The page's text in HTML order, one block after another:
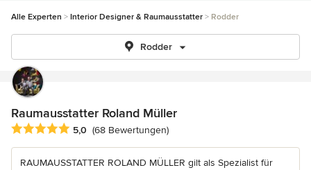
Alle Experten Interior Designer & Raumausstatter Rodder
Rodder
Raumausstatter Roland Müller
Durchschnittliche Bewertung: 5 von 5 Sternen
5,0 (68 Bewertungen)
RAUMAUSSTATTER ROLAND MÜLLER gilt als Spezialist für